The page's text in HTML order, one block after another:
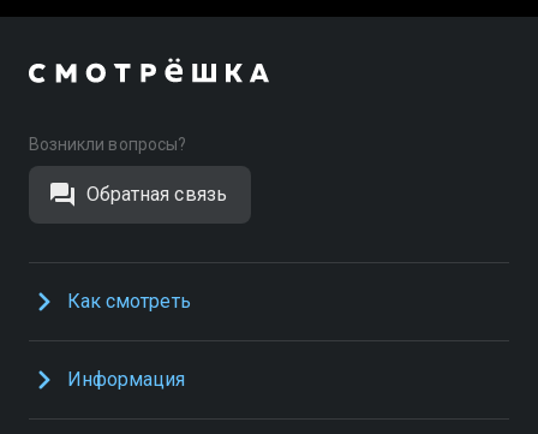
Возникли вопросы?
Обратная связь
Как смотреть
Информация